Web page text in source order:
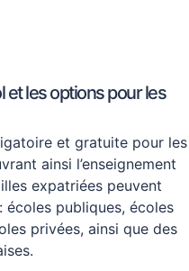
les options pour les
et gratuite pour les
ainsi l’enseignement
expatriées peuvent
publiques, écoles
privées, ainsi que des